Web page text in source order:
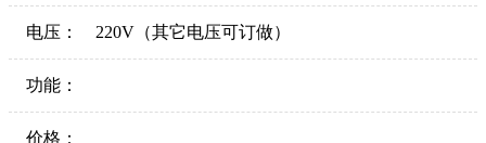
电压： 220V（其它电压可订做）
功能：
价格：